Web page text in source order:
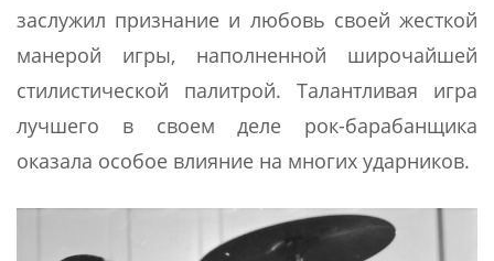
заслужил признание и любовь своей жесткой
манерой игры, наполненной широчайшей
стилистической палитрой. Талантливая игра
лучшего в своем деле рок-барабанщика
оказала особое влияние на многих ударников.